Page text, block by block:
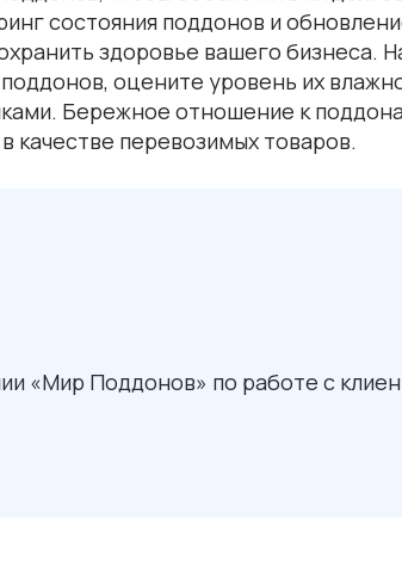
состояния поддонов и
здоровье вашего бизнеса.
оцените уровень их
Бережное отношение к
качестве перевозимых товаров.
«Мир Поддонов» по работе с